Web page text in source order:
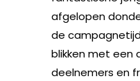
afgelopen
de
blikken met een
deelnemers en